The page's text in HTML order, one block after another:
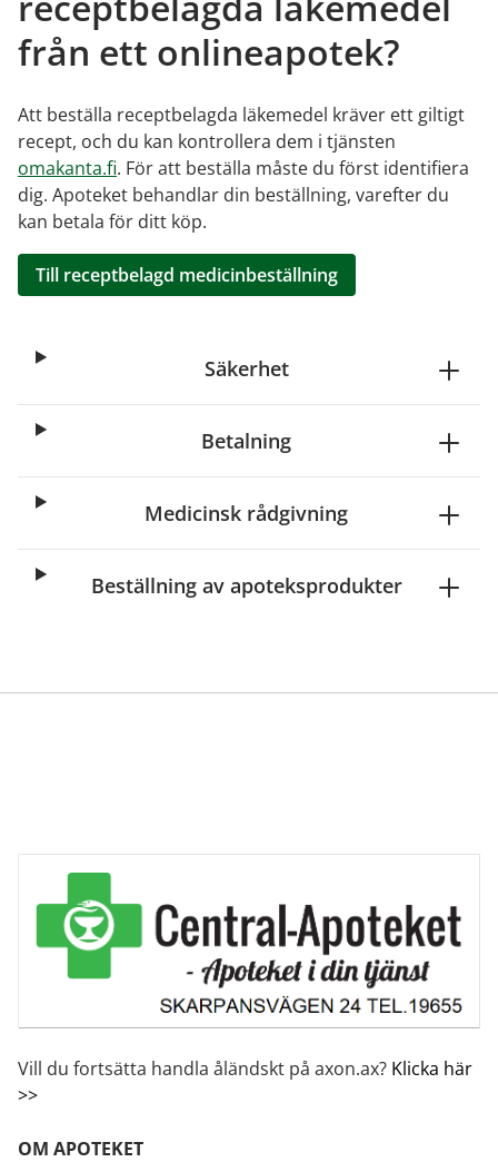
från ett onlineapotek?
Att beställa receptbelagda läkemedel kräver ett giltigt
recept, och du kan kontrollera dem i tjänsten
omakanta.fi. För att beställa måste du först identifiera
dig. Apoteket behandlar din beställning, varefter du
kan betala för ditt köp.
Till receptbelagd medicinbeställning
Säkerhet
Betalning
Medicinsk rådgivning
Beställning av apoteksprodukter
Vill du fortsätta handla åländskt på axon.ax? Klicka här
>>
OM APOTEKET